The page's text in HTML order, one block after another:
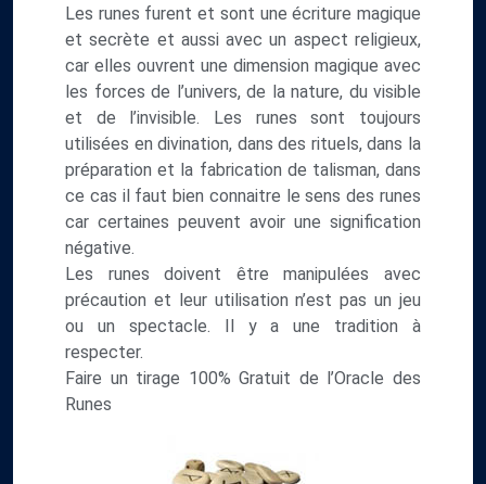
Les runes furent et sont une écriture magique
et secrète et aussi avec un aspect religieux,
car elles ouvrent une dimension magique avec
les forces de l’univers, de la nature, du visible
et de l’invisible. Les runes sont toujours
utilisées en divination, dans des rituels, dans la
préparation et la fabrication de talisman, dans
ce cas il faut bien connaitre le sens des runes
car certaines peuvent avoir une signification
négative.
Les runes doivent être manipulées avec
précaution et leur utilisation n’est pas un jeu
ou un spectacle. Il y a une tradition à
respecter.
Faire un tirage 100% Gratuit de l’Oracle des
Runes